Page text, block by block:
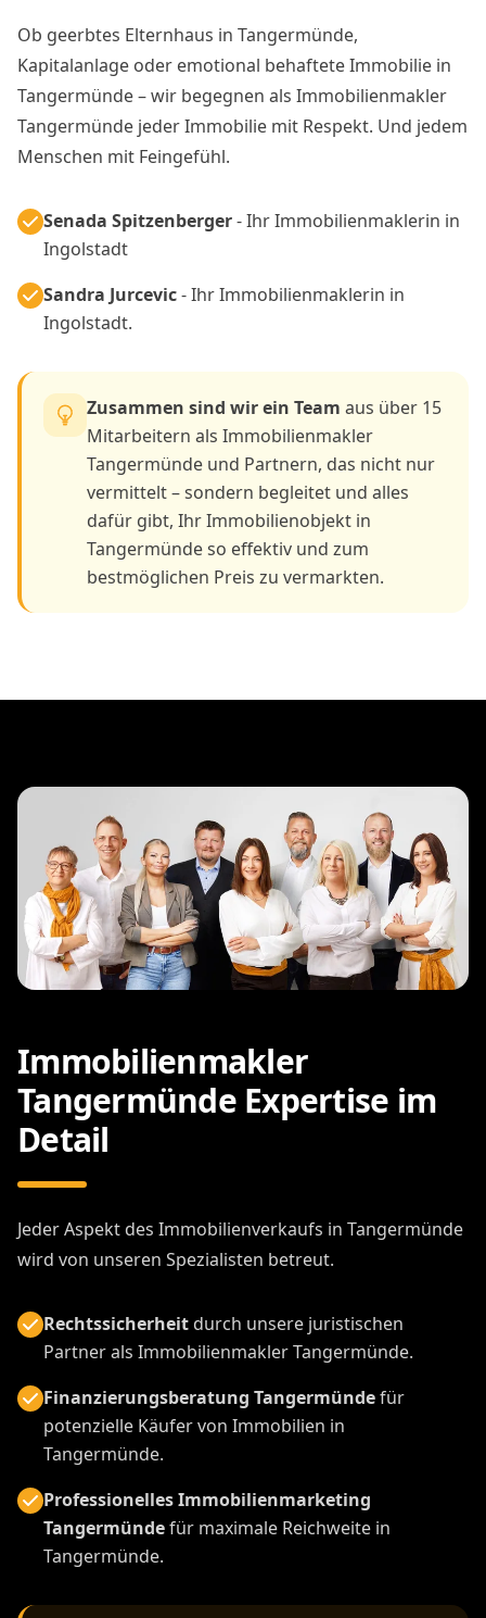
Ob geerbtes Elternhaus in Tangermünde,
Kapitalanlage oder emotional behaftete Immobilie in
Tangermünde – wir begegnen als Immobilienmakler
Tangermünde jeder Immobilie mit Respekt. Und jedem
Menschen mit Feingefühl.
Senada Spitzenberger- Ihr Immobilienmaklerin in
Ingolstadt
Sandra Jurcevic- Ihr Immobilienmaklerin in
Ingolstadt.
Zusammen sind wir ein Team aus über 15
Mitarbeitern als Immobilienmakler
Tangermünde und Partnern, das nicht nur
vermittelt – sondern begleitet und alles
dafür gibt, Ihr Immobilienobjekt in
Tangermünde so effektiv und zum
bestmöglichen Preis zu vermarkten.
Immobilienmakler
Tangermünde Expertise im
Detail
Jeder Aspekt des Immobilienverkaufs in Tangermünde
wird von unseren Spezialisten betreut.
Rechtssicherheitdurch unsere juristischen
Partner als Immobilienmakler Tangermünde.
Finanzierungsberatung Tangermündefür
potenzielle Käufer von Immobilien in
Tangermünde.
Professionelles Immobilienmarketing
Tangermündefür maximale Reichweite in
Tangermünde.